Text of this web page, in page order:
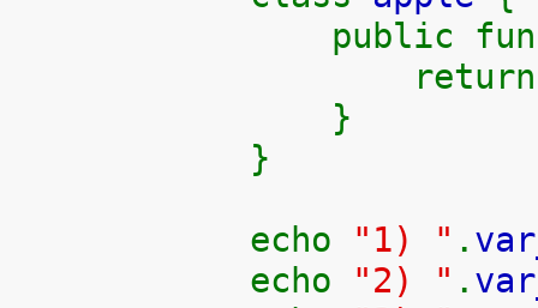
public
}
}
echo
"1) " .
echo
"2) " .